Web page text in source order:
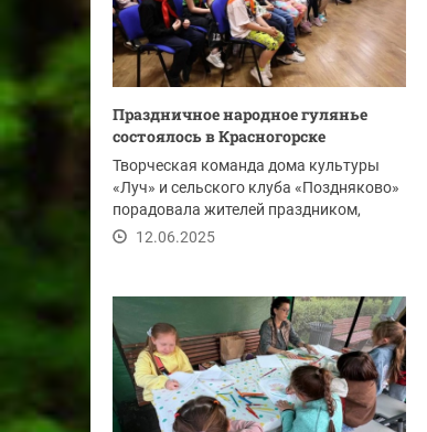
Праздничное народное гулянье
состоялось в Красногорске
Творческая команда дома культуры
«Луч» и сельского клуба «Поздняково»
порадовала жителей праздником,
посвящённым Дню...
12.06.2025